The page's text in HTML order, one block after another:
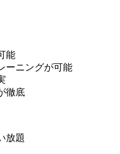
能
ーニングが可能
徹底
放題